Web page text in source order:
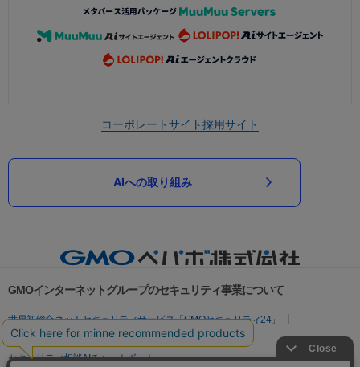
コーポレートサイト採用サイト
AIへの取り組み
GMOインターネットグループのセキュリティ事業について
世界初総合ネットセキュリティサービス「GMOセキュリティ24」
パスワード漏洩診断
Webサイトリスク診断
セキュリティ相談AIチャットボット